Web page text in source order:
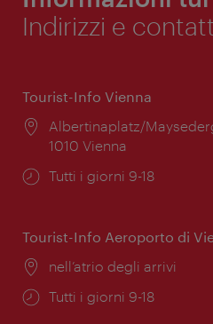
Indirizzi e
Tourist-Info Vienna
Posizione:
Albertinaplatz/
1010 Vienna
Orari
Tutti i giorni 9-18
Tourist-Info Aeroporto di
Posizione:
nell’atrio degli arrivi
Orari
Tutti i giorni 9-18